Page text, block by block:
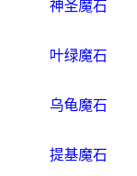
神圣魔石
叶绿魔石
乌龟魔石
提基魔石